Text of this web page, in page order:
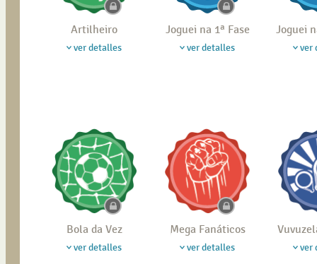
Artilheiro
ver detalles
Joguei na 1ª Fase
ver detalles
Joguei
ver
Bola da Vez
ver detalles
Mega Fanáticos
ver detalles ver